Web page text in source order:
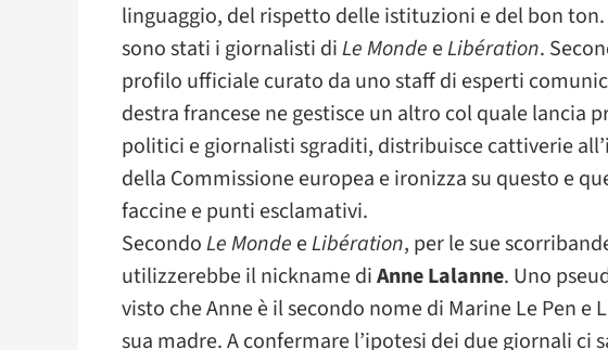
linguaggio, del rispetto delle istituzioni e del bon ton.
sono stati i giornalisti diLe Monde eLibération.
profilo ufficiale curato da uno staff di esperti
destra francese ne gestisce un altro col quale lancia
politici e giornalisti sgraditi, distribuisce cattiverie
della Commissione europea e ironizza su questo e
faccine e punti esclamativi.
SecondoLe Monde eLibération, per le sue
utilizzerebbe il nickname diAnne Lalanne. Uno
visto che Anne è il secondo nome di Marine Le Pen e
sua madre. A confermare l’ipotesi dei due giornali ci